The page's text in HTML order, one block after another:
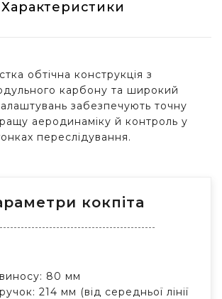
Характеристики
обтічна конструкція з
карбону та широкий
забезпечують точну
аеродинаміку й контроль у
переслідування.
кокпіта
80 мм
214 мм (від середньої лінії